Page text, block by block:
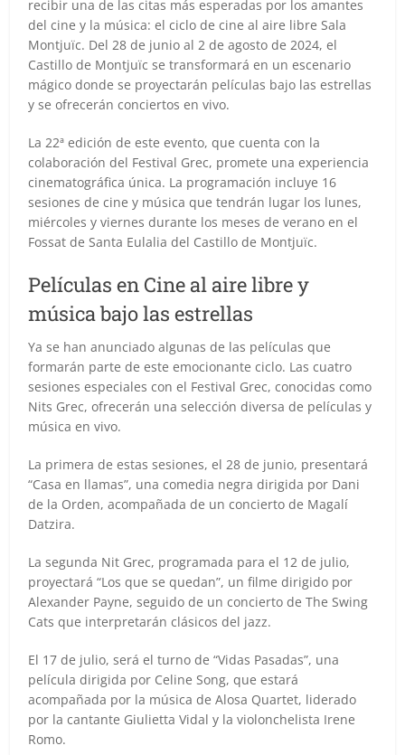
recibir una de las citas más esperadas por los amantes
del cine y la música: el ciclo de cine al aire libre Sala
Montjuïc. Del 28 de junio al 2 de agosto de 2024, el
Castillo de Montjuïc se transformará en un escenario
mágico donde se proyectarán películas bajo las estrellas
y se ofrecerán conciertos en vivo.
La 22ª edición de este evento, que cuenta con la
colaboración del Festival Grec, promete una experiencia
cinematográfica única. La programación incluye 16
sesiones de cine y música que tendrán lugar los lunes,
miércoles y viernes durante los meses de verano en el
Fossat de Santa Eulalia del Castillo de Montjuïc.
Películas en Cine al aire libre y
música bajo las estrellas
Ya se han anunciado algunas de las películas que
formarán parte de este emocionante ciclo. Las cuatro
sesiones especiales con el Festival Grec, conocidas como
Nits Grec, ofrecerán una selección diversa de películas y
música en vivo.
La primera de estas sesiones, el 28 de junio, presentará
“Casa en llamas”, una comedia negra dirigida por Dani
de la Orden, acompañada de un concierto de Magalí
Datzira.
La segunda Nit Grec, programada para el 12 de julio,
proyectará “Los que se quedan”, un filme dirigido por
Alexander Payne, seguido de un concierto de The Swing
Cats que interpretarán clásicos del jazz.
El 17 de julio, será el turno de “Vidas Pasadas”, una
película dirigida por Celine Song, que estará
acompañada por la música de Alosa Quartet, liderado
por la cantante Giulietta Vidal y la violonchelista Irene
Romo.